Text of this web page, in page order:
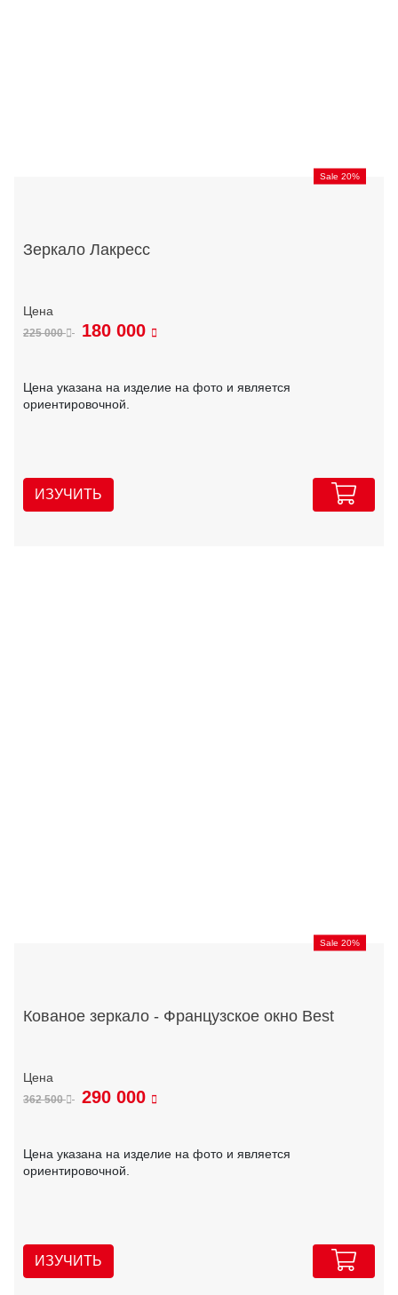
Sale 20%
Зеркало Лакресс
225 000 180 000
Цена указана на изделие на фото и является
ориентировочной.
ИЗУЧИТЬ
Sale 20%
Кованое зеркало - Французское окно Best
362 500 290 000
Цена указана на изделие на фото и является
ориентировочной.
ИЗУЧИТЬ